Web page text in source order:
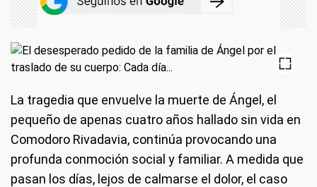
La tragedia que envuelve la muerte de Ángel, el
pequeño de apenas cuatro años hallado sin vida en
Comodoro Rivadavia, continúa provocando una
profunda conmoción social y familiar. A medida que
pasan los días, lejos de calmarse el dolor, el caso